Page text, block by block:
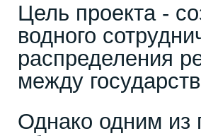
Цель проекта -
водного
распределения
между
Однако одним из